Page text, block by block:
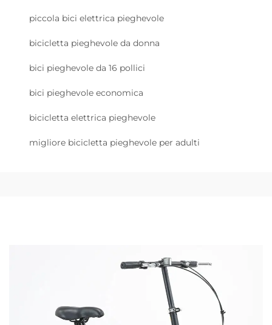
piccola bici elettrica pieghevole
bicicletta pieghevole da donna
bici pieghevole da 16 pollici
bici pieghevole economica
bicicletta elettrica pieghevole
migliore bicicletta pieghevole per adulti